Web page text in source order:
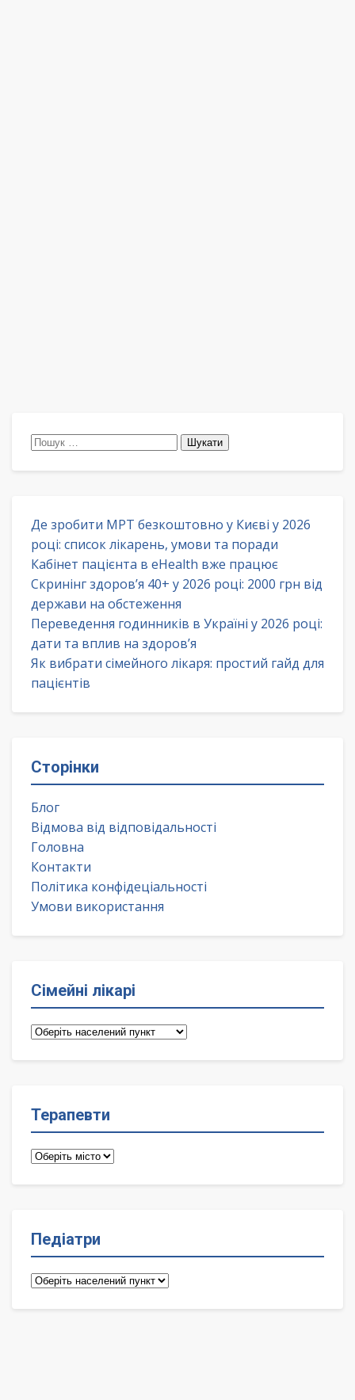
Пошук:
Де зробити МРТ безкоштовно у Києві у 2026
році: список лікарень, умови та поради
Кабінет пацієнта в eHealth вже працює
Скринінг здоров’я 40+ у 2026 році: 2000 грн від
держави на обстеження
Переведення годинників в Україні у 2026 році:
дати та вплив на здоров’я
Як вибрати сімейного лікаря: простий гайд для
пацієнтів
Сторінки
Блог
Відмова від відповідальності
Головна
Контакти
Політика конфідеціальності
Умови використання
Сімейні лікарі
Сімейні
Терапевти
Терапевти
Педіатри
Педіатри